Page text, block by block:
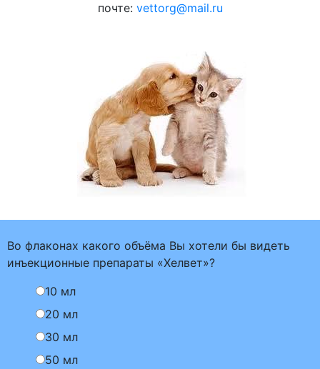
почте: vettorg@mail.ru
Во флаконах какого объёма Вы хотели бы видеть
инъекционные препараты «Хелвет»?
10 мл
20 мл
30 мл
50 мл